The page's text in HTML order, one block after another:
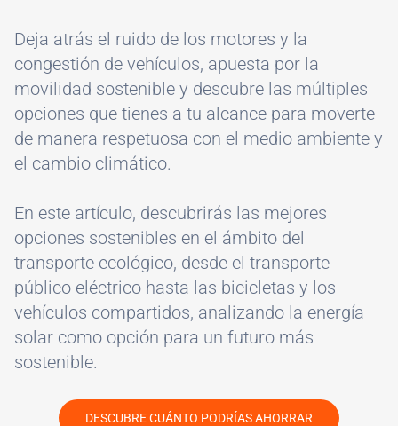
Deja atrás el ruido de los motores y la
congestión de vehículos, apuesta por la
movilidad sostenible y descubre las múltiples
opciones que tienes a tu alcance para moverte
de manera respetuosa con el medio ambiente y
el cambio climático.
En este artículo, descubrirás las mejores
opciones sostenibles en el ámbito del
transporte ecológico, desde el transporte
público eléctrico hasta las bicicletas y los
vehículos compartidos, analizando la energía
solar como opción para un futuro más
sostenible.
DESCUBRE CUÁNTO PODRÍAS AHORRAR